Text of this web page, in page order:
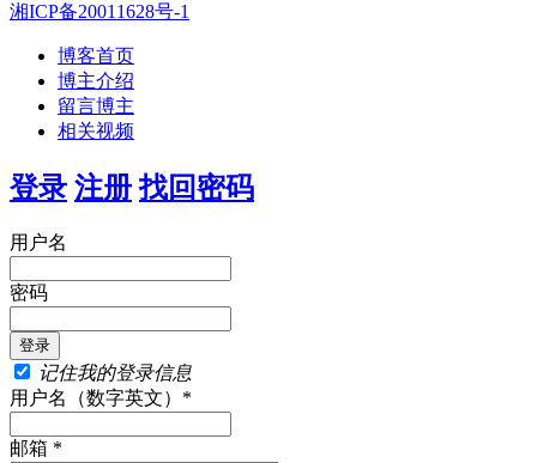
湘ICP备20011628号-1
博客首页
博主介绍
留言博主
相关视频
登录 注册 找回密码
用户名
密码
记住我的登录信息
用户名（数字英文）*
邮箱 *